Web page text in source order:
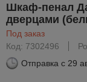
Шкаф-пенал
дверцами
Под заказ
Код: 7302496
Отправка с 29